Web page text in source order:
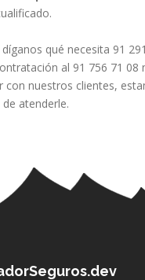
qué necesita 91
al 91 756 71 08
con nuestros clientes,
atenderle.